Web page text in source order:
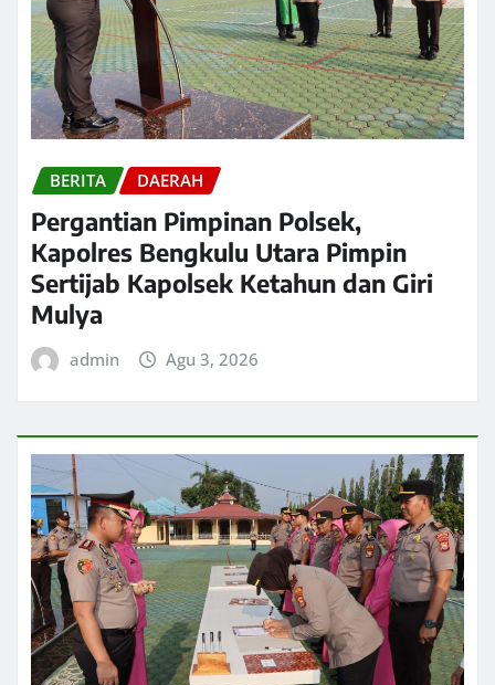
BERITA DAERAH
Pergantian Pimpinan Polsek,
Kapolres Bengkulu Utara Pimpin
Sertijab Kapolsek Ketahun dan Giri
Mulya
admin Agu 3, 2026